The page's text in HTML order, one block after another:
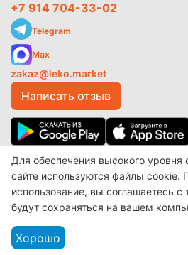
+7 914 704-33-02
Telegram
Max
zakaz@leko.market
Написать отзыв
© 2017-2026 ООО «Леко»
Каталог
Для обеспечения высокого уровня
сайте используются файлы cookie.
использование, вы соглашаетесь
будут сохраняться на вашем
Хорошо